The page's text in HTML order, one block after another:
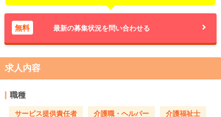
無料 最新の募集状況を問い合わせる
求人内容
職種
サービス提供責任者 介護職・ヘルパー 介護福祉士